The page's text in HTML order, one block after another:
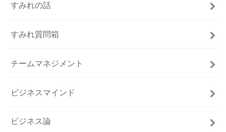
すみれの話
すみれ質問箱
チームマネジメント
ビジネスマインド
ビジネス論